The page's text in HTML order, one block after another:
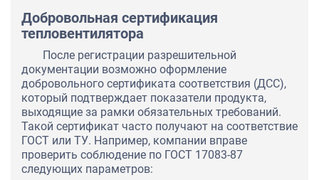
Добровольная сертификация
тепловентилятора
После регистрации разрешительной
документации возможно оформление
добровольного сертификата соответствия (ДСС),
который подтверждает показатели продукта,
выходящие за рамки обязательных требований.
Такой сертификат часто получают на соответствие
ГОСТ или ТУ. Например, компании вправе
проверить соблюдение по ГОСТ 17083-87
следующих параметров: